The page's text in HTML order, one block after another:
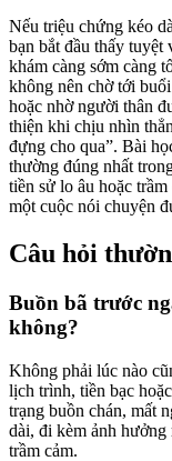
Nếu triệu chứng kéo
bạn bắt đầu thấy
khám càng sớm càng
không nên chờ tới
hoặc nhờ người thân
thiện khi chịu nhìn
đựng cho qua”. Bài
thường đúng nhất
tiền sử lo âu hoặc
một cuộc nói chuyện
Câu hỏi
Buồn bã trước
không?
Không phải lúc nào
lịch trình, tiền bạc
trạng buồn chán, mất
dài, đi kèm ảnh hưởng
trầm cảm.